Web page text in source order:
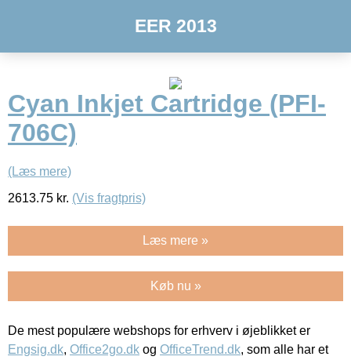
EER 2013
Cyan Inkjet Cartridge (PFI-
706C)
(Læs mere)
2613.75 kr. (Vis fragtpris)
Læs mere »
Køb nu »
De mest populære webshops for erhverv i øjeblikket er
Engsig.dk, Office2go.dk og OfficeTrend.dk, som alle har et